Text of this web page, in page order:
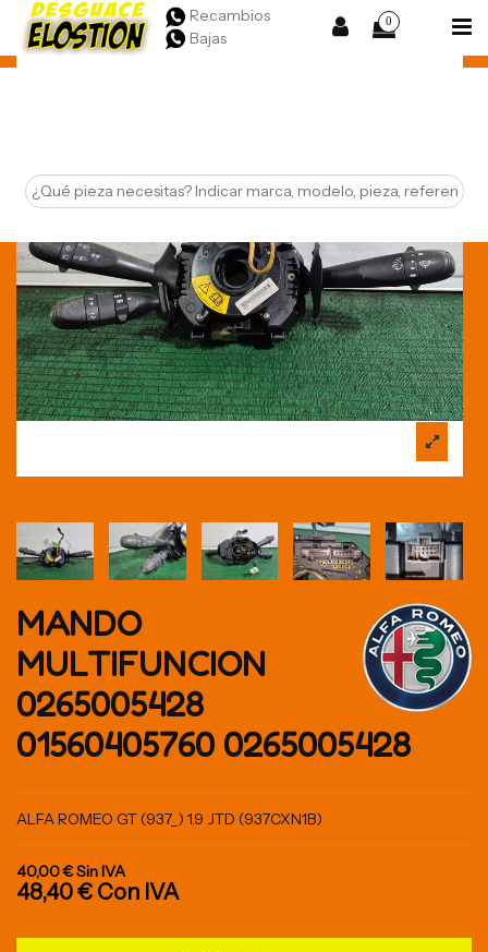
Recambios
Bajas
0
MANDO
MULTIFUNCION
0265005428
01560405760 0265005428
ALFA ROMEO GT (937_) 1.9 JTD (937CXN1B)
40,00 €Sin IVA
48,40 € Con IVA